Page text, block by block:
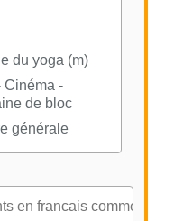
du yoga (m)
Cinéma -
de bloc
générale